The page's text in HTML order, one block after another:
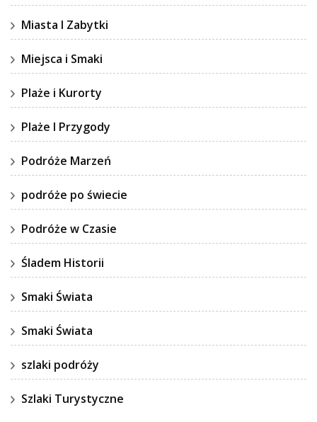
Miasta I Zabytki
Miejsca i Smaki
Plaże i Kurorty
Plaże I Przygody
Podróże Marzeń
podróże po świecie
Podróże w Czasie
Śladem Historii
Smaki Świata
Smaki Świata
szlaki podróży
Szlaki Turystyczne